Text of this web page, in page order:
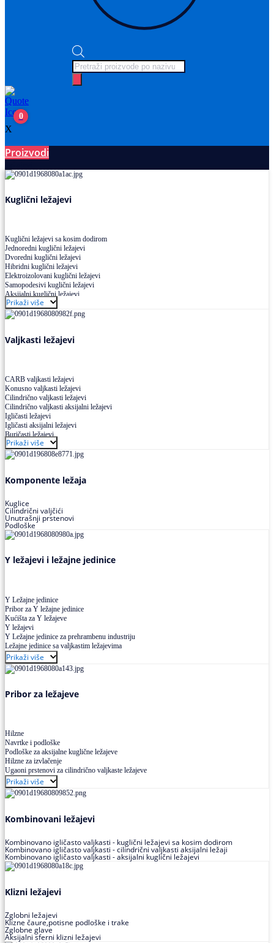
Products
search
0
X
Proizvodi
Kuglični ležajevi
Kuglični ležajevi sa kosim dodirom
Jednoredni kuglični ležajevi
Dvoredni kuglični ležajevi
Hibridni kuglični ležajevi
Elektroizolovani kuglični ležajevi
Samopodesivi kuglični ležajevi
Aksijalni kuglični ležajevi
Kuglični ležajevi od nerđajućeg čelika
Prikaži više
Valjkasti ležajevi
CARB valjkasti ležajevi
Konusno valjkasti ležajevi
Cilindrično valjkasti ležajevi
Cilindrično valjkasti aksijalni ležajevi
Igličasti ležajevi
Igličasti aksijalni ležajevi
Buričasti ležajevi
Buričasti zaptiveni ležajevi
Buričasti aksijalni ležajevi
Prikaži više
Komponente ležaja
Kuglice
Cilindrični valjčići
Unutrašnji prstenovi
Podloške
Y ležajevi i ležajne jedinice
Y Ležajne jedinice
Pribor za Y ležajne jedinice
Kućišta za Y ležajeve
Y ležajevi
Y Ležajne jedinice za prehrambenu industriju
Ležajne jedinice sa valjkastim ležajevima
Prikaži više
Pribor za ležajeve
Hilzne
Navrtke i podloške
Podloške za aksijalne kuglične ležajeve
Hilzne za izvlačenje
Ugaoni prstenovi za cilindrično valjkaste ležajeve
Prikaži više
Kombinovani ležajevi
Kombinovano igličasto valjkasti - kuglični ležajevi sa kosim dodirom
Kombinovano igličasto valjkasti - cilindrični valjkasti aksijalni ležaji
Kombinovano igličasto valjkasti - aksijalni kuglični ležajevi
Klizni ležajevi
Zglobni ležajevi
Klizne čaure,potisne podloške i trake
Zglobne glave
Aksijalni sferni klizni ležajevi